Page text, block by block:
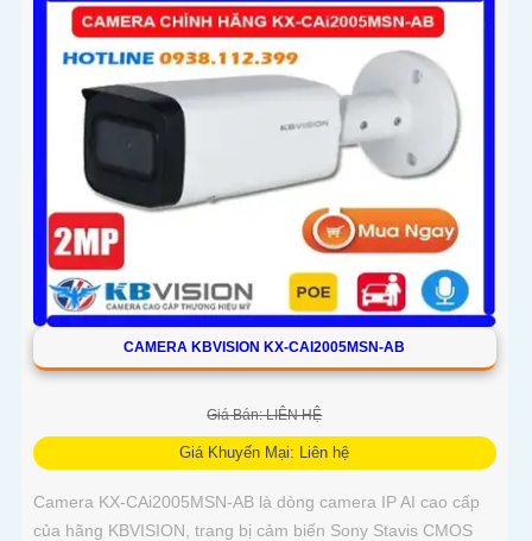
CAiF8003UN-TiF-A tích hợp chức năng cao cấp Thu Âm Và
Loa rõ ràng để mang lại trải nghiệm hình ảnh và âm thanh
CAMERA KBVISION KX-CAI2005MSN-AB
Giá Bán: LIÊN HỆ
Giá Khuyến Mại: Liên hệ
Camera KX-CAi2005MSN-AB là dòng camera IP AI cao cấp
của hãng KBVISION, trang bị cảm biến Sony Stavis CMOS